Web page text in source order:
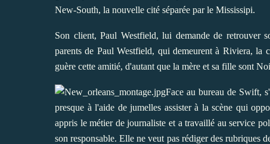
New-South, la nouvelle cité séparée par le Mississipi.
Son client, Paul Westfield, lui demande de retrouver
parents de Paul Westfield, qui demeurent à Riviera, la
guère cette amitié, d'autant que la mère et sa fille sont
Face au bureau de Swift,
presque à l'aide de jumelles assister à la scène qui
appris le métier de journaliste et a travaillé au service
son responsable. Elle ne veut pas rédiger des rubriques